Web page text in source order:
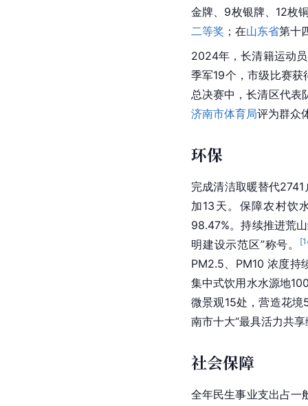
金牌、9枚银牌、12枚
二等奖 ；在山东省第十
2024年，长清籍运动
季军19个，市级比赛
总决赛中，长清区代表
济南市体育局评为群众
环保
完成清洁取暖替代
加13天。保障农村饮
98.47%。持续推进荒
明建设示范区”称号。
[
PM2.5、PM10 浓度持
集中式饮用水水源地
微景观15处，营造花
南市十大“最具活力共享
社会保障
全年民生事业支出占一